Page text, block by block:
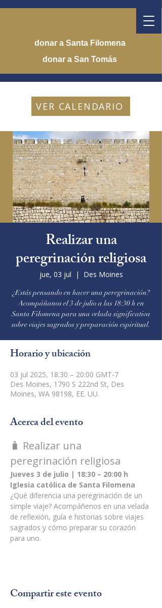
donar a Santa Filomena
donar a San Tomás
VER CALENDARIO
Realizar una
peregrinación religiosa
jue, 03 jul
  |
Des Moines
¿Estás pensando en hacer una peregrinación?
Acompáñanos el 3 de julio a las 18:30 h en
Santa Filomena para una velada significativa
sobre viajes sagrados y preparación espiritual.
Horario y ubicación
03 jul 2025, 18:30 – 20:00 GMT-7
Des Moines, 1790 S 222nd St, Des
Moines, WA 98198, EE. UU.
Acerca del evento
🧳 Realizar una
peregrinación religiosa
Jueves 3 de julio | 18:30 – 20:00 h
Iglesia católica de Santa Filomena
¿Qué diferencia una peregrinación de un
simple viaje? Acompáñenos en una velada
de reflexión, guía e historias sobre viajes
sagrados y cómo preparar su corazón
para uno.
Compartir este evento